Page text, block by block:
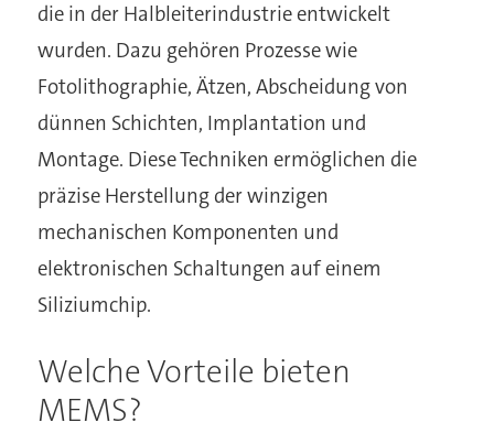
die in der Halbleiterindustrie entwickelt
wurden. Dazu gehören Prozesse wie
Fotolithographie, Ätzen, Abscheidung von
dünnen Schichten, Implantation und
Montage. Diese Techniken ermöglichen die
präzise Herstellung der winzigen
mechanischen Komponenten und
elektronischen Schaltungen auf einem
Siliziumchip.
Welche Vorteile bieten
MEMS?